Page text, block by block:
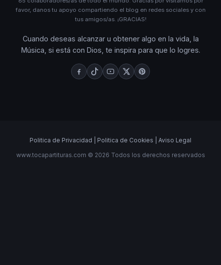
favor, danos tu apoyo compartiendo el blog en redes sociales y con
tus amigos/as. ¡GRACIAS!
Cuando deseas alcanzar u obtener algo en la vida, la
Música, si está con Dios, te inspira para que lo logres.
Politica de Privacidad | Politica de Cookies | Aviso Legal
www.tocapartituras.com © 2026 Todos los derechos reservados